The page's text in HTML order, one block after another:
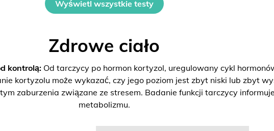
Wyświetl wszystkie testy
Zdrowe ciało
kontrolą:Od tarczycy po hormon kortyzol, uregulowany cykl
kortyzolu może wykazać, czy jego poziom jest zbyt niski lub zbyt
zaburzenia związane ze stresem. Badanie funkcji tarczycy
metabolizmu.